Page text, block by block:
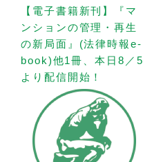
【電子書籍新刊】『マ
ンションの管理・再生
の新局面』(法律時報e-
book)他1冊、本日8／5
より配信開始！